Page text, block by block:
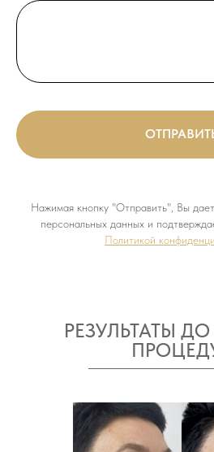
Нажимая кнопку "Отправить", Вы
персональных данных и
Политикой
РЕЗУЛЬТАТЫ